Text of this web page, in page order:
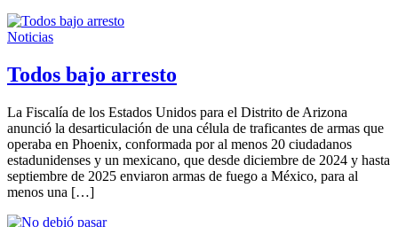
Noticias
Todos bajo arresto
La Fiscalía de los Estados Unidos para el Distrito de Arizona
anunció la desarticulación de una célula de traficantes de armas que
operaba en Phoenix, conformada por al menos 20 ciudadanos
estadunidenses y un mexicano, que desde diciembre de 2024 y hasta
septiembre de 2025 enviaron armas de fuego a México, para al
menos una […]